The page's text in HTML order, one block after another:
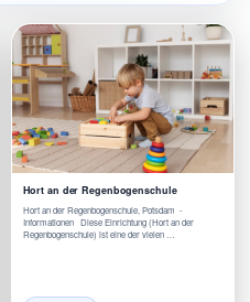
Hort an der Regenbogenschule
Hort an der Regenbogenschule, Potsdam -
Informationen Diese Einrichtung (Hort an der
Regenbogenschule) ist eine der vielen …